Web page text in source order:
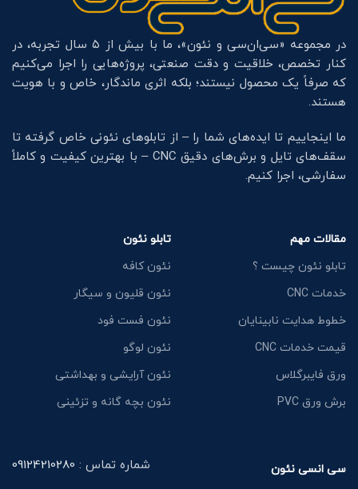
در مجموعه «سی‌ان‌سی و نئون»، ما با بیش از ۵ سال تجربه، در
کنار تخصص، خلاقیت و دقت صنعتی، پروژه‌هایی را اجرا می‌کنیم
که صرفاً یک محصول نیستند؛ بلکه اثری ماندگار، خاص و با هویت
هستند.
ما اینجاییم تا ایده‌های شما را – از تابلوهای نئونی خاص گرفته تا
سقف‌های تایل و برش‌های دقیق CNC – با بهترین کیفیت و کاملاً
سفارشی، اجرا کنیم.
مقالات مهم
تابلو نئون چیست ؟
خدمات CNC
خطوط هدایت نابینایان
قیمت خدمات CNC
ورق فایبرگلاس
برش ورق PVC
تابلو نئون
نئون کافه
نئون قلیون و سیگار
نئون فست فود
نئون لوگو
نئون آرایشی و بهداشتی
نئون بچه گانه و تزئینی
سی انسی نئون
شماره تماس : 09124210280